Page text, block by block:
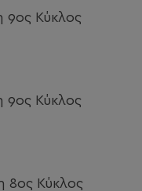
Κύκλος
9ος Κύκλος
8ος Κύκλος